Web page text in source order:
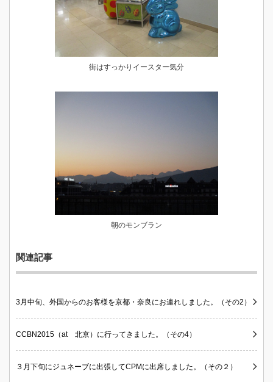
街はすっかりイースター気分
朝のモンブラン
関連記事
3月中旬、外国からのお客様を京都・奈良にお連れしました。（その2）
CCBN2015（at 北京）に行ってきました。（その4）
３月下旬にジュネーブに出張してCPMに出席しました。（その２）